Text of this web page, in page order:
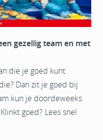
gezellig team en met
die je goed kunt
Dan zit je goed bij
kun je doordeweeks
goed? Lees snel